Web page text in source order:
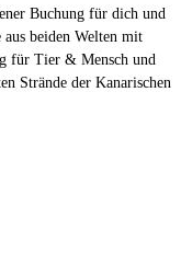
Buchung für dich und
beiden Welten mit
für Tier & Mensch und
Strände der Kanarischen